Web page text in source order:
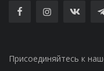
Присоединяйтесь к